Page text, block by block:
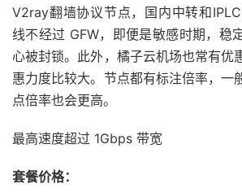
V2ray翻墙协议节点，国内中转和
线不经过 GFW，即便是敏感时期，稳
心被封锁。此外，橘子云机场也常有优
惠力度比较大。节点都有标注倍率，一
点倍率也会更高。
最高速度超过 1Gbps 带宽
套餐价格：